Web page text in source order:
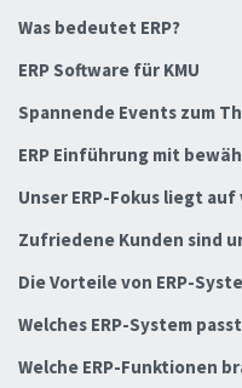
Was bedeutet ERP?
ERP Software für KMU
Spannende Events zum
ERP Einführung mit
Unser ERP-Fokus liegt
Zufriedene Kunden sind
Die Vorteile von ERP-
Welches ERP-System
Welche ERP-Funktionen